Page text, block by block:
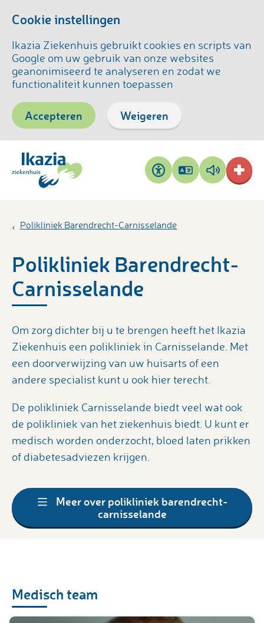
Cookie instellingen
Ikazia Ziekenhuis gebruikt cookies en scripts van
Google om uw gebruik van onze websites
geanonimiseerd te analyseren en zodat we
functionaliteit kunnen toepassen
Accepteren Weigeren
Toegankelijkheid
Pagina
vertalen
Pagina
voorlezen
Polikliniek Barendrecht-Carnisselande
Polikliniek Barendrecht-
Carnisselande
Om zorg dichter bij u te brengen heeft het Ikazia
Ziekenhuis een polikliniek in Carnisselande. Met
een doorverwijzing van uw huisarts of een
andere specialist kunt u ook hier terecht.
De polikliniek Carnisselande biedt veel wat ook
de polikliniek van het ziekenhuis biedt. U kunt er
medisch worden onderzocht, bloed laten prikken
of diabetesadviezen krijgen.
carnisselande
Medisch team